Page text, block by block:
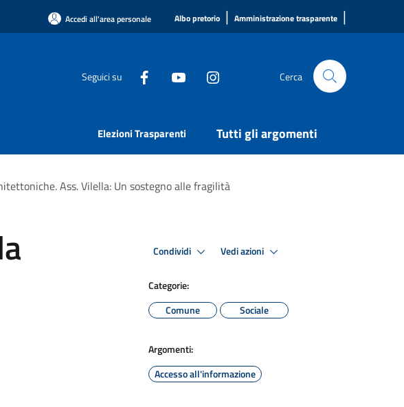
Accedi all'area personale Albo pretorio | Amministrazione trasparente |
Seguici su Cerca
Elezioni Trasparenti Tutti gli argomenti
Ass. Vilella: Un sostegno alle fragilità
Condividi Vedi azioni
Categorie:
Comune
Sociale
Argomenti:
Accesso all'informazione